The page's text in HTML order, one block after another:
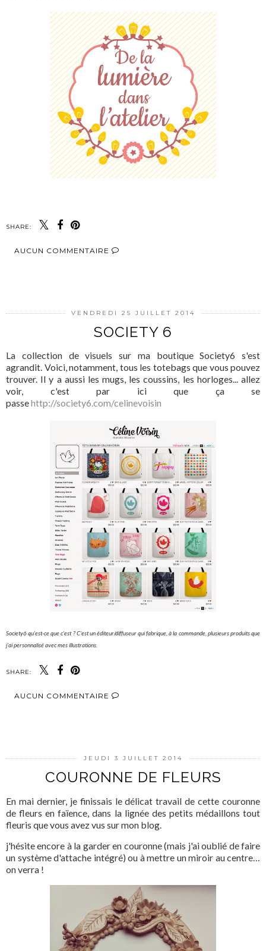
SHARE:
AUCUN COMMENTAIRE
VENDREDI 25 JUILLET 2014
SOCIETY 6
La collection de visuels sur ma boutique Society6 s'est
agrandit. Voici, notamment, tous les totebags que vous pouvez
trouver. Il y a aussi les mugs, les coussins, les horloges... allez
voir, c'est par ici que ça se
passehttp://society6.com/celinevoisin
Society6 qu'est-ce que c'est ? C'est un éditeur/diffuseur qui fabrique, à la commande, plusieurs produits que
j'ai personnalisé avec mes illustrations.
SHARE:
AUCUN COMMENTAIRE
JEUDI 3 JUILLET 2014
COURONNE DE FLEURS
En mai dernier, je finissais le délicat travail de cette couronne
de fleurs en faïence, dans la lignée des petits médaillons tout
fleuris que vous avez vus sur mon blog.
j'hésite encore à la garder en couronne (mais j'ai oublié de faire
un système d'attache intégré) ou à mettre un miroir au centre…
on verra !